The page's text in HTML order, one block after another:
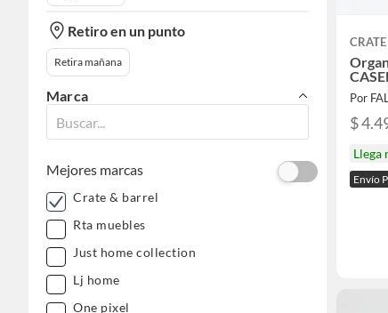
Retiro en un punto
Retira mañana
Marca
Mejores marcas
Crate & barrel
Rta muebles
Just home collection
Lj home
One pixel
Por
$
Llega
Envío